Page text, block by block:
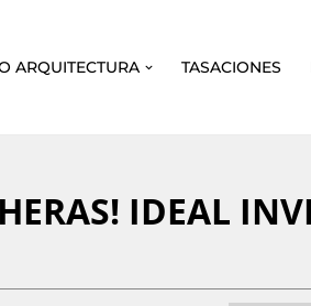
ARQUITECTURA TASACIONES
IDEAL